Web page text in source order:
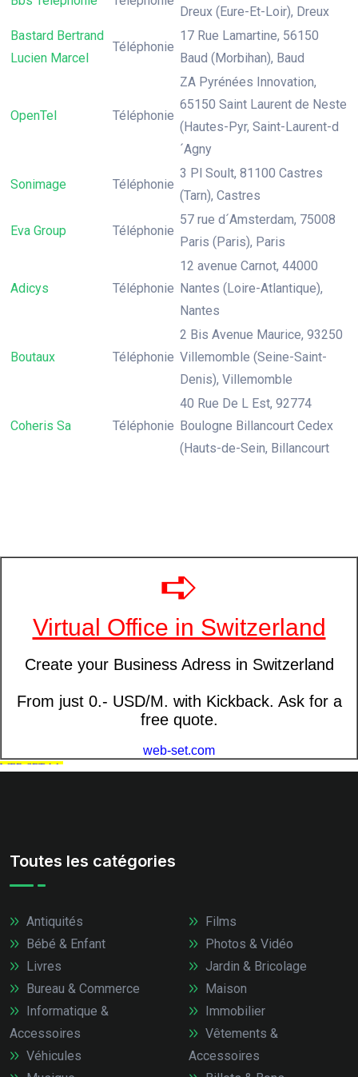
Dreux (Eure-Et-Loir), Dreux
Bastard Bertrand
Lucien Marcel
Téléphonie
17 Rue Lamartine, 56150
Baud (Morbihan), Baud
OpenTel Téléphonie
ZA Pyrénées Innovation,
65150 Saint Laurent de Neste
(Hautes-Pyr, Saint-Laurent-d
´Agny
Sonimage Téléphonie
3 Pl Soult, 81100 Castres
(Tarn), Castres
Eva Group Téléphonie
57 rue d´Amsterdam, 75008
Paris (Paris), Paris
Adicys Téléphonie
12 avenue Carnot, 44000
Nantes (Loire-Atlantique),
Nantes
Boutaux Téléphonie
2 Bis Avenue Maurice, 93250
Villemomble (Seine-Saint-
Denis), Villemomble
Coheris Sa Téléphonie
40 Rue De L Est, 92774
Boulogne Billancourt Cedex
(Hauts-de-Sein, Billancourt
Toutes les catégories
Antiquités
Bébé & Enfant
Livres
Bureau & Commerce
Informatique &
Accessoires
Véhicules
Films
Photos & Vidéo
Jardin & Bricolage
Maison
Immobilier
Vêtements &
Accessoires